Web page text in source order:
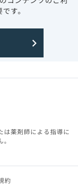
す。
は薬剤師による指導に
約